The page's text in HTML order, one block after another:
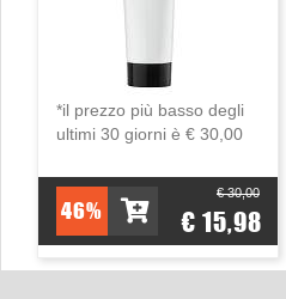
*il prezzo più basso degli
ultimi 30 giorni è € 30,00
46%
€ 30,00
€ 15,98